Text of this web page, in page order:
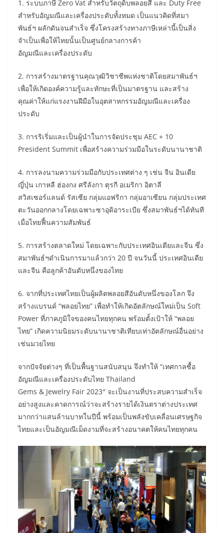
1. ระบบภาษี Zero Vat สำหรับวัตถุดิบพลอยสี และ Duty Free
สำหรับอัญมณีและเครื่องประดับทั้งหมด เป็นแนวคิดที่สมา
พันธ์ฯ ผลักดันจนสำเร็จ ซึ่งโครงสร้างทางภาษีเหล่านี้เป็นสิ่ง
จำเป็นเพื่อให้ไทยนั้นเป็นศูนย์กลางการค้า
อัญมณีและเครื่องประดับ
2. การสร้างมาตรฐานคุณวุฒิวิชาชีพแห่งชาติโดยสมาพันธ์ฯ
เพื่อให้เกิดองค์ความรู้และทักษะที่เป็นมาตรฐาน และสร้าง
คุณค่าให้แก่แรงงานฝีมือในอุตสาหกรรมอัญมณีและเครื่อง
ประดับ
3. การริเริ่มและเป็นผู้นำในการจัดประชุม AEC + 10
President Summit เพื่อสร้างความร่วมมือในระดับนานาชาติ
4. การลงนามความร่วมมือกับประเทศต่าง ๆ เช่น จีน อินเดีย
ญี่ปุ่น เกาหลี ฮ่องกง ศรีลังกา ตุรกี อเมริกา อิตาลี
สวิสเซอร์แลนด์ รัสเซีย กลุ่มแอฟริกา กลุ่มอาเซียน กลุ่มประเทศ
ตะวันออกกลางโดยเฉพาะซาอุดิอาระเบีย ซึ่งสมาพันธ์ฯได้ทันที
เมื่อไทยฟื้นความสัมพันธ์
5. การสร้างตลาดใหม่ โดยเฉพาะกับประเทศอินเดียและจีน ซึ่ง
สมาพันธ์ฯดำเนินการมาแล้วกว่า 20 ปี จนวันนี้ ประเทศอินเดีย
และจีน คือลูกค้าอันดับหนึ่งของไทย
6. จากที่ประเทศไทยเป็นผู้ผลิตพลอยสีอันดับหนึ่งของโลก จึง
สร้างแบรนด์ “พลอยไทย” เพื่อทำให้เกิดอัตลักษณ์ใหม่เป็น Soft
Power ที่ภาคภูมิใจของคนไทยทุกคน พร้อมตั้งเป้าให้ “พลอย
ไทย” เกิดความนิยมระดับนานาชาติเทียบเท่าอัตลักษณ์อื่นอย่าง
เช่นมวยไทย
จากปัจจัยต่างๆ ที่เป็นพื้นฐานสนับสนุน จึงทำให้ “เทศกาลซื้อ
อัญมณีและเครื่องประดับไทย Thailand
Gems & Jewelry Fair 2023″ จะเป็นงานที่ประสบความสำเร็จ
อย่างสูงและคาดการณ์ว่าจะสร้างรายได้เงินตราต่างประเทศ
มากกว่าแสนล้านบาทในปีนี้ พร้อมเป็นพลังขับเคลื่อนเศรษฐกิจ
ไทยและเป็นอัญมณีเม็ดงามที่จะสร้างอนาคตให้คนไทยทุกคน